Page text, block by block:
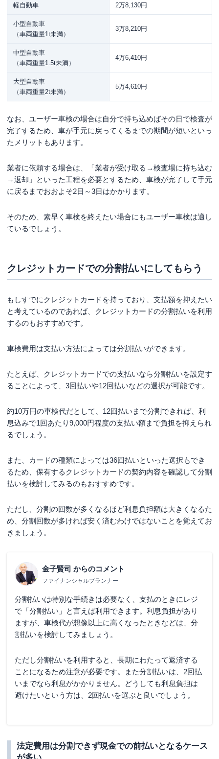
軽自動車 2万8,130円
小型自動車
（車両重量1t未満）
3万8,210円
中型自動車
（車両重量1.5t未満）
4万6,410円
大型自動車
（車両重量2t未満）
5万4,610円
なお、ユーザー車検の場合は自分で持ち込めばその日で検査が
完了するため、車が手元に戻ってくるまでの期間が短いといっ
たメリットもあります。
業者に依頼する場合は、「業者が受け取る→検査場に持ち込む
→返却」といった工程を必要とするため、車検が完了して手元
に戻るまでおおよそ2日～3日はかかります。
そのため、素早く車検を終えたい場合にもユーザー車検は適し
ているでしょう。
クレジットカードでの分割払いにしてもらう
もしすでにクレジットカードを持っており、支払額を抑えたい
と考えているのであれば、クレジットカードの分割払いを利用
するのもおすすめです。
車検費用は支払い方法によっては分割払いができます。
たとえば、クレジットカードでの支払いなら分割払いを設定す
ることによって、3回払いや12回払いなどの選択が可能です。
約10万円の車検代だとして、12回払いまで分割できれば、利
息込みで1回あたり9,000円程度の支払い額まで負担を抑えられ
るでしょう。
また、カードの種類によっては36回払いといった選択もでき
るため、保有するクレジットカードの契約内容を確認して分割
払いを検討してみるのもおすすめです。
ただし、分割の回数が多くなるほど利息負担額は大きくなるた
め、分割回数が多ければ安く済むわけではないことを覚えてお
きましょう。
金子賢司 からのコメント
ファイナンシャルプランナー
分割払いは特別な手続きは必要なく、支払のときにレジ
で「分割払い」と言えば利用できます。利息負担があり
ますが、車検代が想像以上に高くなったときなどは、分
割払いを検討してみましょう。
ただし分割払いを利用すると、長期にわたって返済する
ことになるため注意が必要です。また分割払いは、2回払
いまでなら利息がかかりません。どうしても利息負担は
避けたいという方は、2回払いを選ぶと良いでしょう。
法定費用は分割できず現金での前払いとなるケース